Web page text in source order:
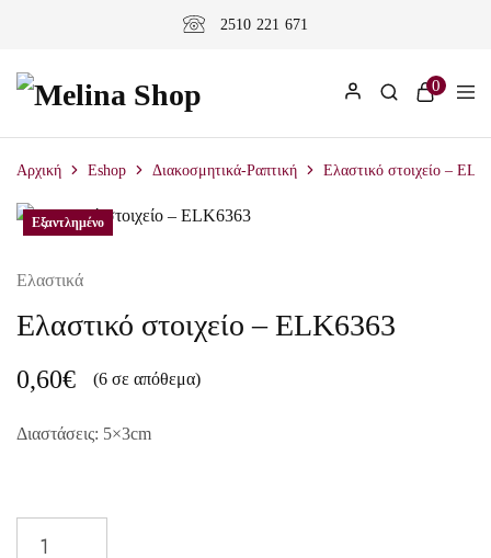
2510 221 671
0
Αρχική Eshop Διακοσμητικά-Ραπτική Ελαστικό στοιχείο –
Ελαστικά
Ελαστικό στοιχείο – ELK6363
0,60€ (6 σε απόθεμα)
Διαστάσεις: 5×3cm
Εξαντλημένο